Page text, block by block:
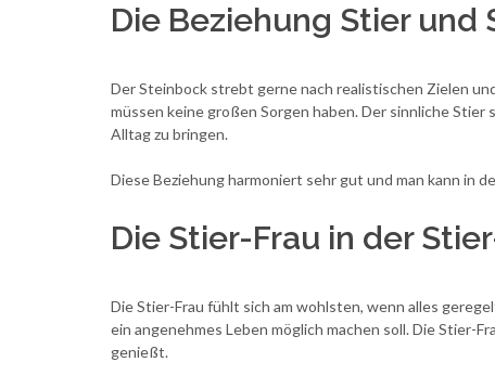
Die Beziehung Stier und
Der Steinbock strebt gerne nach realistischen Zielen
müssen keine großen Sorgen haben. Der sinnliche
Alltag zu bringen.
Diese Beziehung harmoniert sehr gut und man kann in
Die Stier-Frau in der
Die Stier-Frau fühlt sich am wohlsten, wenn alles
ein angenehmes Leben möglich machen soll. Die Stier-
genießt.